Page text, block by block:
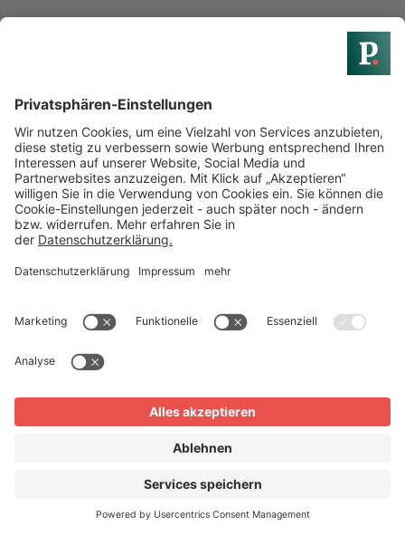
Partner werden
Karriere
Impressum
Datenschutz
AGB
Gender Hinweis
Whistleblowing
24h Pflege